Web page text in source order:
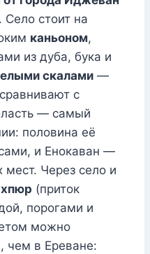
. Село стоит на
каньоном,
из дуба, бука и
скалами —
с
— самый
половина её
и Енокаван —
мест. Через село и
(приток
порогами и
можно
чем в Ереване: